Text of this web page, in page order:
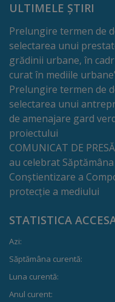
Decizii
Dispoziții
Rapoarte
Consultări
publice
Achiziții
publice
Rezultate/
Planuri/
ULTIMELE ȘTIRI
Prelungire termen de
selectarea unui
grădinii urbane, în
curat în mediile
Prelungire termen de
selectarea unui
de amenajare gard
proiectului
COMUNICAT DE
au celebrat
Conștientizare a
protecție a mediului
STATISTICA
Azi:
Săptămâna curentă:
Luna curentă:
Anul curent: